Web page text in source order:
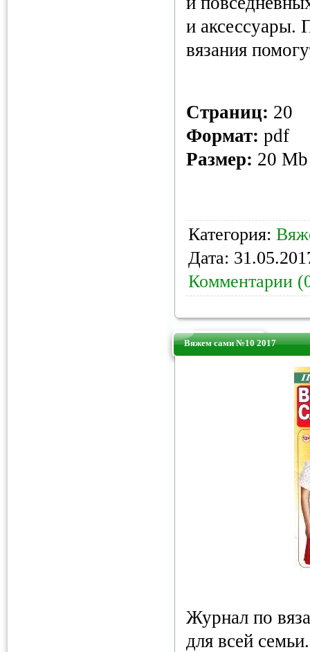
и аксессуары.
вязания
Страниц: 20
Формат: pdf
Размер: 20
Категория:
Дата:
Комментарии
Вяжем сами №10 2017
Журнал по
для всей